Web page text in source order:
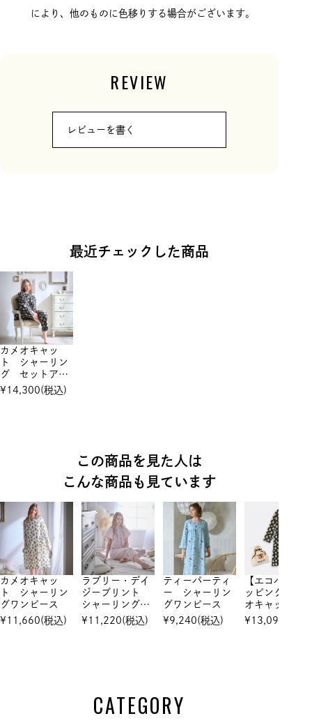
により、他のものに色移りする場合がございます。
REVIEW
レビューを書く
最近チェックした商品
カメオキャッ
ト シャーリン
グ セットアッ
プ
¥ 14,300(税込)
この商品を見た人は
こんな商品も見ています
カメオキャッ
ト シャーリン
グワンピース
¥ 11,660(税込)
ラブリー・デイ
ジープリント
シャーリング
半袖セットアッ
¥ 11,220(税込)
ティーパーティ
ー シャーリン
グワンピース
¥9,240(税込)
【エコバッグラ
ッピング】 カ
オキャット シ
ャーリングワン
ピース
¥ 13,090
CATEGORY